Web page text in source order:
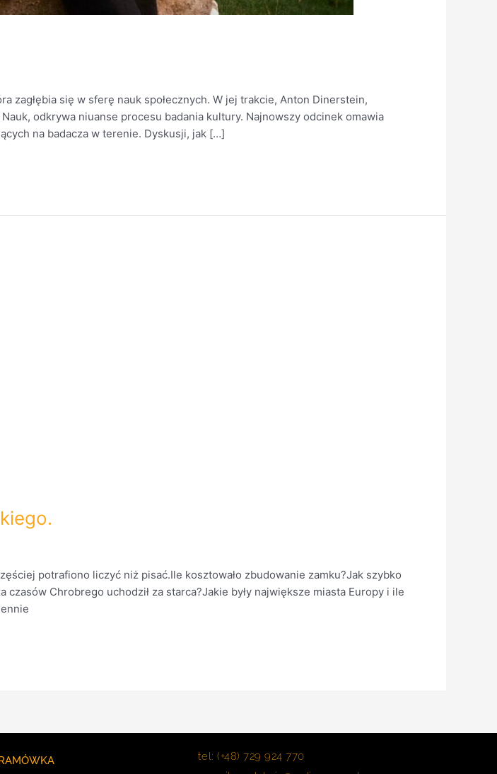
zagłębia się w sferę nauk społecznych. W jej trakcie, Anton Dinerstein,
odkrywa niuanse procesu badania kultury. Najnowszy odcinek omawia
na badacza w terenie. Dyskusji, jak […]
potrafiono liczyć niż pisać.Ile kosztowało zbudowanie zamku?Jak szybko
Chrobrego uchodził za starca?Jakie były największe miasta Europy i ile
tel: (+48) 729 924 770